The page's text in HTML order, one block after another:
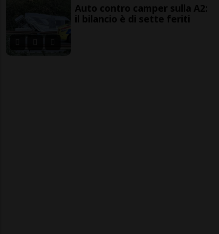
Auto contro camper sulla A2:
il bilancio è di sette feriti